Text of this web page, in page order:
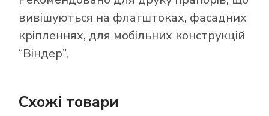
вивішуються на флагштоках, фасадних
кріпленнях, для мобільних конструкцій
“Віндер”,
Схожі товари